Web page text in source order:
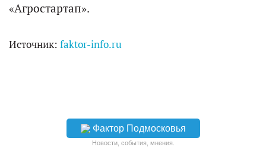
«Агростартап».
Источник: faktor-info.ru
Фактор Подмосковья
Новости, события, мнения.